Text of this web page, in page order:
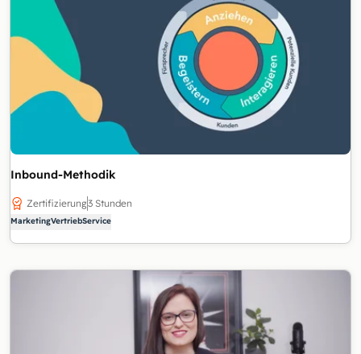
Inbound-Methodik
Zertifizierung3 Stunden
MarketingVertriebService